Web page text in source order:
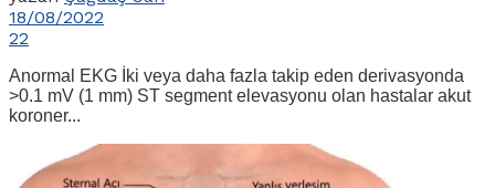
18/08/2022
22
Anormal EKG İki veya daha fazla takip eden derivasyonda
>0.1 mV (1 mm) ST segment elevasyonu olan hastalar akut
koroner...